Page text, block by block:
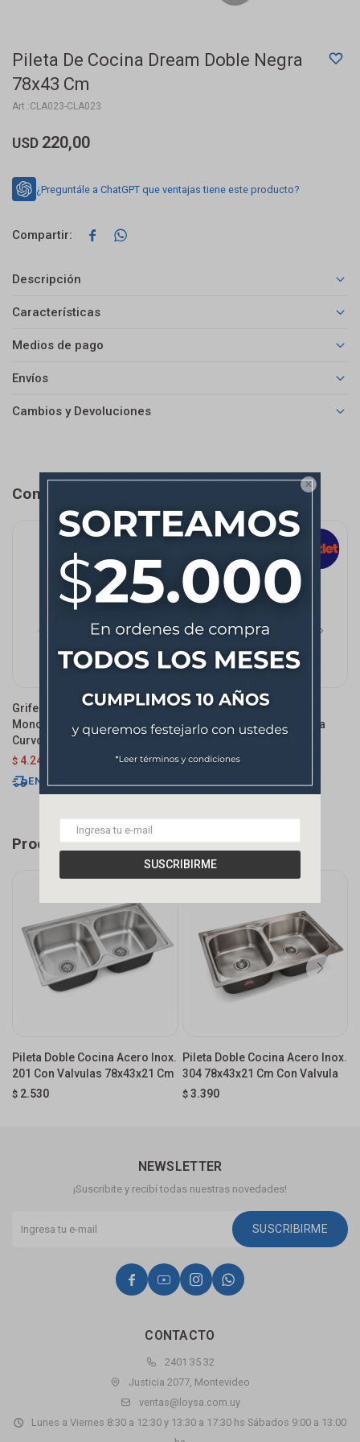

SUSCRIBIRME
Pileta De Cocina Dream Doble Negra
78x43 Cm
CLA023-CLA023
USD 220,00
¿Preguntále a ChatGPT que ventajas tiene este producto?
 
Descripción
Características
Medios de pago
Envíos
Cambios y Devoluciones
Completá tu compra
Grifería De Cocina
Monocomando De Mesada Eon
Curvo Extensible Satinado
$ 4.242
ENVÍO EXPRESS
Griferia De Cocina
Monocomando De Mesada
Chef Pico Móvil Grafito
Satinado
$ 3.843 $5.490
Productos que te pueden interesar
Pileta Doble Cocina Acero Inox.
201 Con Valvulas 78x43x21 Cm
$ 2.530
Pileta Doble Cocina Acero Inox.
304 78x43x21 Cm Con Valvula
$ 3.390
CONTACTO
2401 35 32
Justicia 2077, Montevideo
ventas@loysa.com.uy
Lunes a Viernes 8:30 a 12:30 y 13:30 a 17:30 hs Sábados 9:00 a 13:00
NEWSLETTER
¡Suscribite y recibí todas nuestras novedades!
SUSCRIBIRME
   